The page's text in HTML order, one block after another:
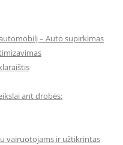
– Auto supirkimas
ant drobės:
vairuotojams ir užtikrintas